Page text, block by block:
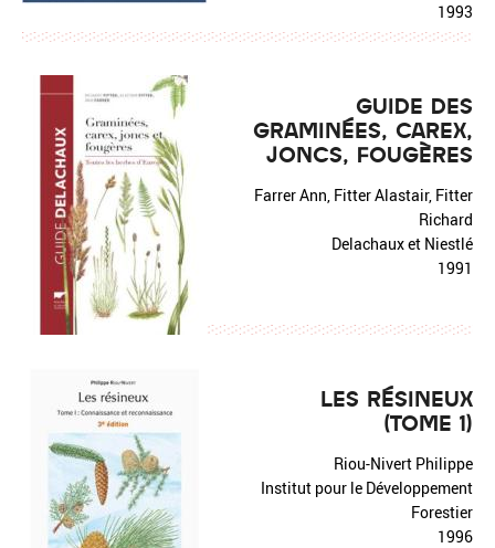
1993
GUIDE DES
GRAMINÉES, CAREX,
JONCS, FOUGÈRES
Farrer Ann, Fitter Alastair, Fitter
Richard
Delachaux et Niestlé
1991
LES RÉSINEUX
(TOME 1)
Riou-Nivert Philippe
Institut pour le Développement
Forestier
1996